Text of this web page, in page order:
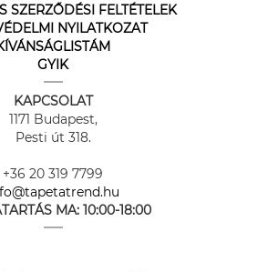
SZERZŐDÉSI FELTÉTELEK
NYILATKOZAT
GYIK
KAPCSOLAT
1171 Budapest,
Pesti út 318.
+36 20 319 7799
MA: 10:00-18:00